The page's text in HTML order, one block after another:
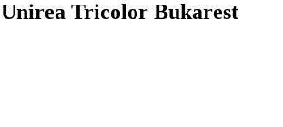
Unirea Tricolor Bukarest